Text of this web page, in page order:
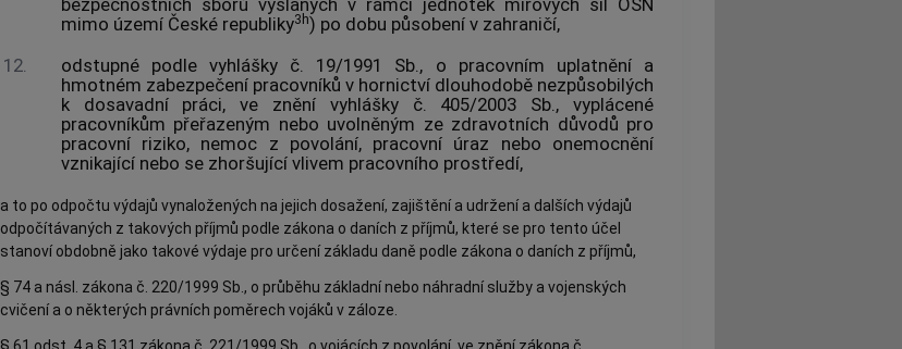
bezpečnostních sborů vyslaných v rámci jednotek mírových sil OSN
mimo území České republiky3h) po dobu působení v zahraničí,
12.
odstupné podle vyhlášky č. 19/1991 Sb., o pracovním uplatnění a
hmotném zabezpečení pracovníků v hornictví dlouhodobě nezpůsobilých
k dosavadní práci, ve znění vyhlášky č. 405/2003 Sb., vyplácené
pracovníkům přeřazeným nebo uvolněným ze zdravotních důvodů pro
pracovní riziko, nemoc z povolání, pracovní úraz nebo onemocnění
vznikající nebo se zhoršující vlivem pracovního prostředí,
a to po odpočtu výdajů vynaložených na jejich dosažení, zajištění a udržení a dalších výdajů
odpočítávaných z takových příjmů podle zákona o daních z příjmů, které se pro tento účel
stanoví obdobně jako takové výdaje pro určení základu daně podle zákona o daních z příjmů,
§ 74 a násl. zákona č. 220/1999 Sb., o průběhu základní nebo náhradní služby a vojenských
cvičení a o některých právních poměrech vojáků v záloze.